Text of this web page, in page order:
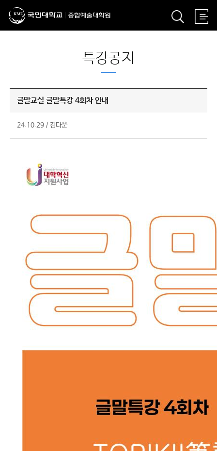
특강공지
글말교실 글말특강 4회차 안내
24.10.29 /김다운